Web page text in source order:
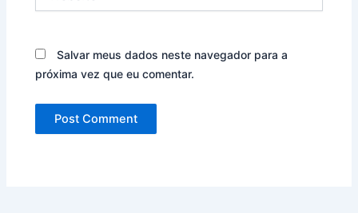
Salvar meus dados neste navegador para a
próxima vez que eu comentar.